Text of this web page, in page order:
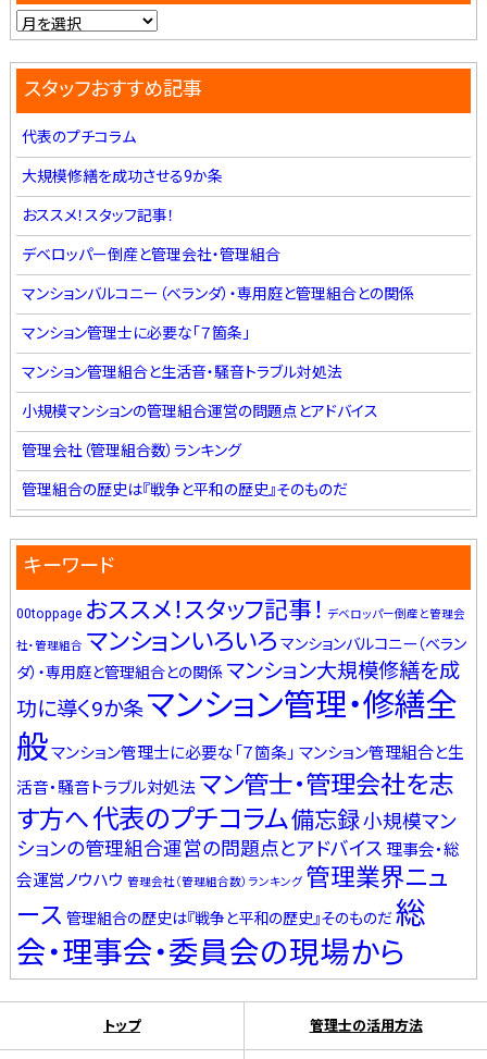
スタッフおすすめ記事
代表のプチコラム
大規模修繕を成功させる9か条
おススメ！スタッフ記事！
デベロッパー倒産と管理会社・管理組合
マンションバルコニー（ベランダ）・専用庭と管理組合との関係
マンション管理士に必要な「７箇条」
マンション管理組合と生活音・騒音トラブル対処法
小規模マンションの管理組合運営の問題点とアドバイス
管理会社（管理組合数）ランキング
管理組合の歴史は『戦争と平和の歴史』そのものだ
キーワード
00toppage おススメ！スタッフ記事！ デベロッパー倒産と管理会
社・管理組合 マンションいろいろ マンションバルコニー（ベラン
ダ）・専用庭と管理組合との関係 マンション大規模修繕を成
功に導く9か条マンション管理・修繕全
般マンション管理士に必要な「７箇条」 マンション管理組合と生
活音・騒音トラブル対処法 マン管士・管理会社を志
す方へ代表のプチコラム備忘録小規模マン
ションの管理組合運営の問題点とアドバイス 理事会・総
会運営ノウハウ 管理会社（管理組合数）ランキング 管理業界ニュ
ース 管理組合の歴史は『戦争と平和の歴史』そのものだ総
会・理事会・委員会の現場から
トップ 管理士の活用方法